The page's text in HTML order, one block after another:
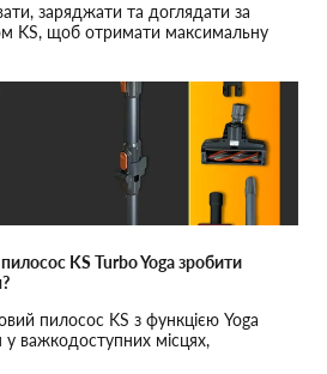
заряджати та доглядати за
KS, щоб отримати максимальну
KS Turbo Yoga зробити
пилосос KS з функцією Yoga
важкодоступних місцях,